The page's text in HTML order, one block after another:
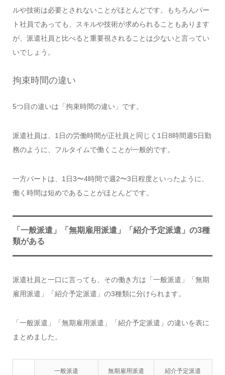
ルや技術は必要とされないことがほとんどです。もちろんパー
ト社員であっても、スキルや技術が求められることもあります
が、派遣社員と比べると重要視されることは少ないと言ってい
いでしょう。
拘束時間の違い
5つ目の違いは「拘束時間の違い」です。
派遣社員は、1日の労働時間が正社員と同じく1日8時間週5日勤
務のように、フルタイムで働くことが一般的です。
一方パートは、1日3〜4時間で週2〜3日程度といったように、
働く時間は短めであることがほとんどです。
「一般派遣」「無期雇用派遣」「紹介予定派遣」の3種
類がある
派遣社員と一口に言っても、その働き方は「一般派遣」「無期
雇用派遣」「紹介予定派遣」の3種類に分けられます。
「一般派遣」「無期雇用派遣」「紹介予定派遣」の違いを表に
まとめました。
一般派遣 無期雇用派遣 紹介予定派遣